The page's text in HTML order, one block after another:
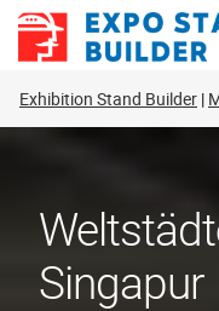
Zum
Inhalt
Exhibition Stand Builder
Singapur